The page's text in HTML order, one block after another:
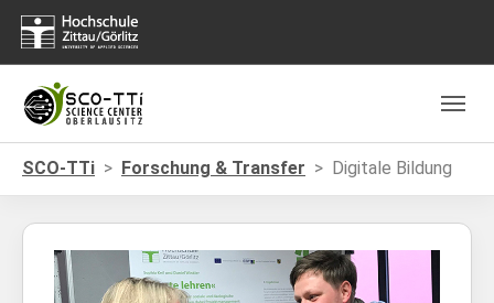
Skip to main navigation
Zum Hauptinhalt springen
Skip to page footer
SCO-TTi Forschung & Transfer Digitale Bildung